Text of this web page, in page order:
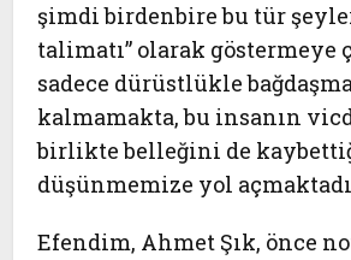
şimdi birdenbire bu tür
talimatı” olarak göstermeye
sadece dürüstlükle
kalmamakta, bu insanın
birlikte belleğini de
düşünmemize yol
Efendim, Ahmet Şık, önce